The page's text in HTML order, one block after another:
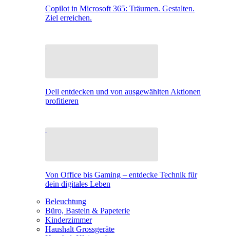
Copilot in Microsoft 365: Träumen. Gestalten.
Ziel erreichen.
Dell entdecken und von ausgewählten Aktionen
profitieren
Von Office bis Gaming – entdecke Technik für
dein digitales Leben
Beleuchtung
Büro, Basteln & Papeterie
Kinderzimmer
Haushalt Grossgeräte